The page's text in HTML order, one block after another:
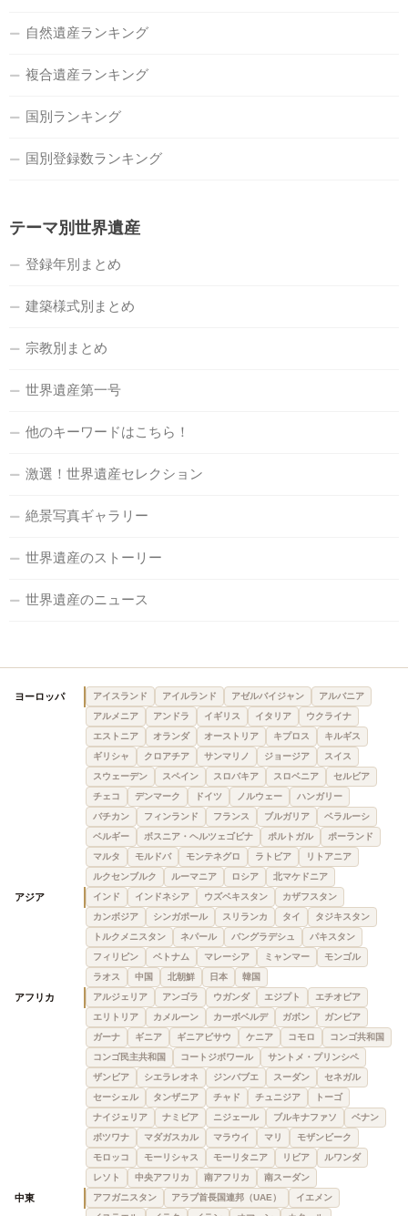
自然遺産ランキング
複合遺産ランキング
国別ランキング
国別登録数ランキング
テーマ別世界遺産
登録年別まとめ
建築様式別まとめ
宗教別まとめ
世界遺産第一号
他のキーワードはこちら！
激選！世界遺産セレクション
絶景写真ギャラリー
世界遺産のストーリー
世界遺産のニュース
ヨーロッパ アイスランド アイルランド アゼルバイジャン
アルバニア
アルメニア
アンドラ イギリス イタリア
ウクライナ
エストニア
オランダ オーストリア キプロス
キルギス
ギリシャ
クロアチア サンマリノ ジョージア
スイス
スウェーデン
スペイン スロバキア スロベニア
セルビア
チェコ
デンマーク ドイツ ノルウェー
ハンガリー
バチカン
フィンランド フランス ブルガリア
ベラルーシ
ベルギー
ボスニア・ヘルツェゴビナ ポルトガル
ポーランド
マルタ
モルドバ モンテネグロ ラトビア
リトアニア
ルクセンブルク
ルーマニア ロシア 北マケドニア
アジア インド インドネシア ウズベキスタン
カザフスタン
カンボジア
シンガポール スリランカ タイ
タジキスタン
トルクメニスタン
ネパール バングラデシュ
パキスタン
フィリピン
ベトナム マレーシア ミャンマー
モンゴル
ラオス
中国 北朝鮮 日本 韓国
アフリカ アルジェリア アンゴラ ウガンダ エジプト
エチオピア
エリトリア
カメルーン カーボベルデ ガボン
ガンビア
ガーナ
ギニア ギニアビサウ ケニア コモロ
コンゴ共和国
コンゴ民主共和国
コートジボワール
サントメ・プリンシペ
ザンビア
シエラレオネ ジンバブエ スーダン
セネガル
セーシェル
タンザニア チャド チュニジア
トーゴ
ナイジェリア
ナミビア ニジェール ブルキナファソ
ベナン
ボツワナ
マダガスカル マラウイ マリ
モザンビーク
モロッコ
モーリシャス モーリタニア リビア
ルワンダ
レソト
中央アフリカ 南アフリカ 南スーダン
中東 アフガニスタン アラブ首長国連邦（UAE）
イエメン